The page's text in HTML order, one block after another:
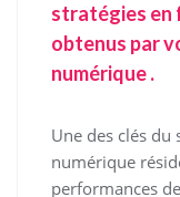
stratégies en
obtenus par
numérique .
Une des clés du
numérique
performances